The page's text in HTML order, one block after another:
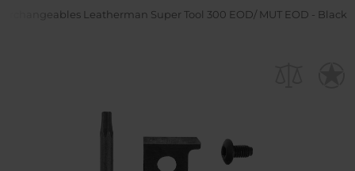
Leatherman Super Tool 300 EOD/ MUT EOD - Black